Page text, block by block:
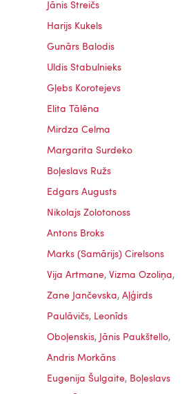
Jānis Streičs
Harijs Kukels
Gunārs Balodis
Uldis Stabulnieks
Gļebs Korotejevs
Elita Tālēna
Mirdza Celma
Margarita Surdeko
Boļeslavs Ružs
Edgars Augusts
Nikolajs Zolotonoss
Antons Broks
Marks (Samārijs) Cirelsons
Vija Artmane, Vizma Ozoliņa,
Zane Jančevska, Aļģirds
Paulāvičs, Leonīds
Oboļenskis, Jānis Paukštello,
Andris Morkāns
Eugenija Šulgaite, Boļeslavs